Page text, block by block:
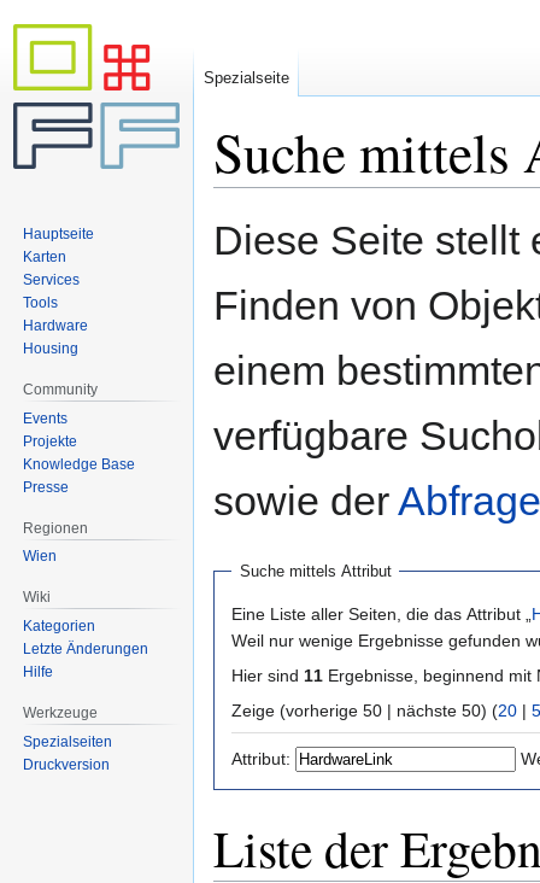
Suche
Navigation
Suche
Diese Seite
Finden von
einem
verfügbare
sowie der
Suche mittels Attribut
Eine Liste aller Seiten, die das Attribut „
Weil nur wenige Ergebnisse gefunden
Hier sind 11 Ergebnisse, beginnend
Zeige (vorherige 50 | nächste 50) (20 |
Attribut:
Liste der
Spezialseite
Hauptseite
Karten
Services
Tools
Hardware
Housing
Community
Events
Projekte
Knowledge Base
Presse
Regionen
Wien
Wiki
Kategorien
Letzte Änderungen
Hilfe
Werkzeuge
Spezialseiten
Druckversion